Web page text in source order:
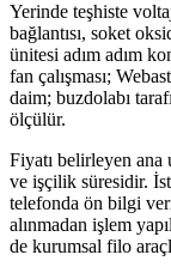
Yerinde teşhiste
bağlantısı, soket
ünitesi adım adım
fan çalışması;
daim; buzdolabı
ölçülür.
Fiyatı belirleyen ana
ve işçilik süresidir.
telefonda ön bilgi
alınmadan işlem
de kurumsal filo